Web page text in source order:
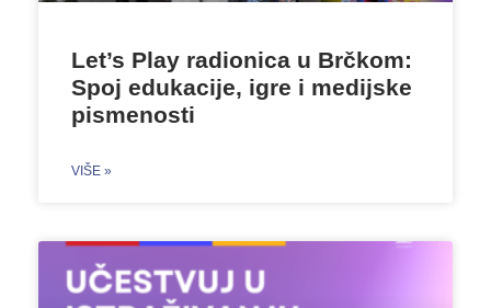
Let’s Play radionica u Brčkom:
Spoj edukacije, igre i medijske
pismenosti
VIŠE »